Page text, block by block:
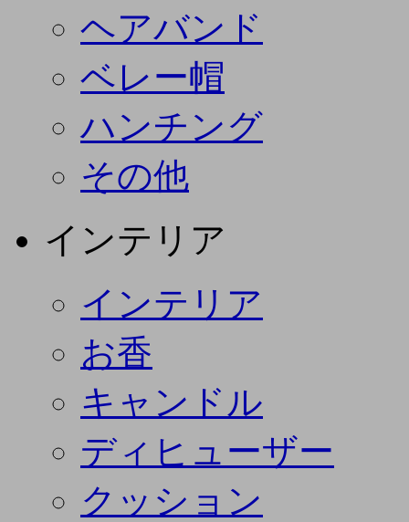
ヘアバンド
ベレー帽
ハンチング
その他
インテリア
インテリア
お香
キャンドル
ディヒューザー
クッション